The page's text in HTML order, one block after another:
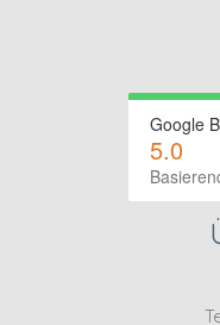
Google
5.0